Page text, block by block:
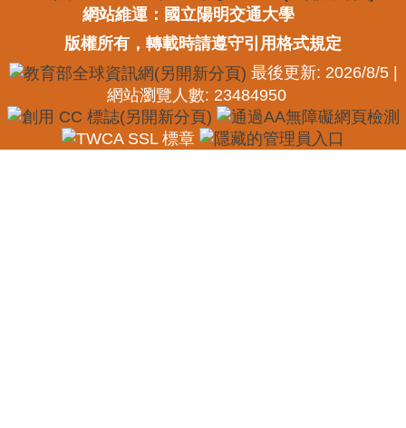
網站維運：國立陽明交通大學
版權所有，轉載時請遵守引用格式規定
最後更新: 2026/8/5 |
網站瀏覽人數: 23484950